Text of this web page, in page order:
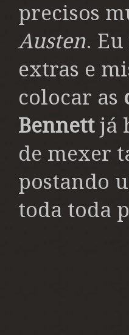
precisos
Austen.
extras e
colocar as
Bennett já
de mexer
postando
toda toda